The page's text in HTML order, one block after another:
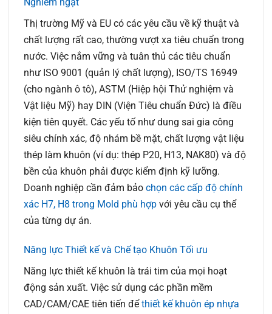
Nghiêm ngặt
Thị trường Mỹ và EU có các yêu cầu về kỹ thuật và
chất lượng rất cao, thường vượt xa tiêu chuẩn trong
nước. Việc nắm vững và tuân thủ các tiêu chuẩn
như ISO 9001 (quản lý chất lượng), ISO/TS 16949
(cho ngành ô tô), ASTM (Hiệp hội Thử nghiệm và
Vật liệu Mỹ) hay DIN (Viện Tiêu chuẩn Đức) là điều
kiện tiên quyết. Các yếu tố như dung sai gia công
siêu chính xác, độ nhám bề mặt, chất lượng vật liệu
thép làm khuôn (ví dụ: thép P20, H13, NAK80) và độ
bền của khuôn phải được kiểm định kỹ lưỡng.
Doanh nghiệp cần đảm bảo chọn các cấp độ chính
xác H7, H8 trong Mold phù hợp với yêu cầu cụ thể
của từng dự án.
Năng lực Thiết kế và Chế tạo Khuôn Tối ưu
Năng lực thiết kế khuôn là trái tim của mọi hoạt
động sản xuất. Việc sử dụng các phần mềm
CAD/CAM/CAE tiên tiến đểthiết kế khuôn ép nhựa